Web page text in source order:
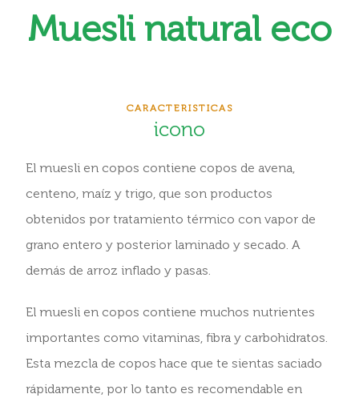
Muesli natural eco
CARACTERISTICAS
icono
El muesli en copos contiene copos de avena,
centeno, maíz y trigo, que son productos
obtenidos por tratamiento térmico con vapor de
grano entero y posterior laminado y secado. A
demás de arroz inflado y pasas.
El muesli en copos contiene muchos nutrientes
importantes como vitaminas, fibra y carbohidratos.
Esta mezcla de copos hace que te sientas saciado
rápidamente, por lo tanto es recomendable en